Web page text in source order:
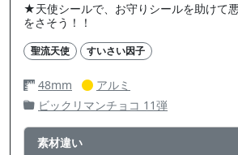
★天使シールで、お守りシールを助けて
をさそう！！
聖流天使 すいさい因子
48mm
アルミ
ビックリマンチョコ 11弾
素材違い